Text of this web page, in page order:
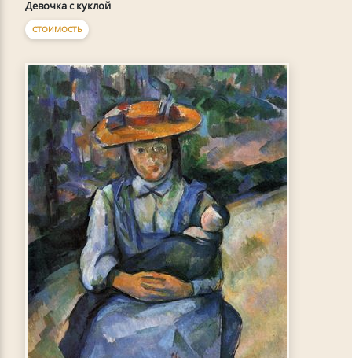
Девочка с куклой
СТОИМОСТЬ